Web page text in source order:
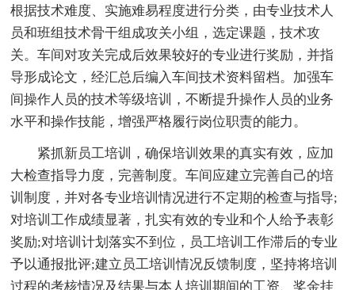
根据技术难度、实施难易程度进行分类，由专业技术人
员和班组技术骨干组成攻关小组，选定课题，技术攻
关。车间对攻关完成后效果较好的专业进行奖励，并指
导形成论文，经汇总后编入车间技术资料留档。加强车
间操作人员的技术等级培训，不断提升操作人员的业务
水平和操作技能，增强严格履行岗位职责的能力。
紧抓新员工培训，确保培训效果的真实有效，应加
大检查指导力度，完善制度。车间应建立完善自己的培
训制度，并对各专业培训情况进行不定期的检查与指导;
对培训工作成绩显著，扎实有效的专业和个人给予表彰
奖励;对培训计划落实不到位，员工培训工作滞后的专业
予以通报批评;建立员工培训情况反馈制度，坚持将培训
过程的考核情况及结果与本人培训期间的工资、奖金挂